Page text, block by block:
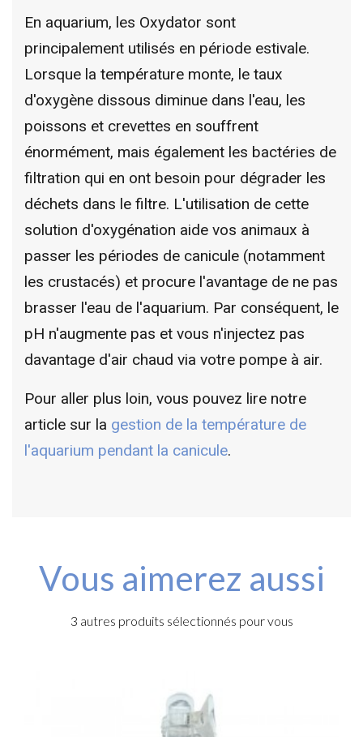
En aquarium, les Oxydator sont
principalement utilisés en période estivale.
Lorsque la température monte, le taux
d'oxygène dissous diminue dans l'eau, les
poissons et crevettes en souffrent
énormément, mais également les bactéries de
filtration qui en ont besoin pour dégrader les
déchets dans le filtre. L'utilisation de cette
solution d'oxygénation aide vos animaux à
passer les périodes de canicule (notamment
les crustacés) et procure l'avantage de ne pas
brasser l'eau de l'aquarium. Par conséquent, le
pH n'augmente pas et vous n'injectez pas
davantage d'air chaud via votre pompe à air.
Pour aller plus loin, vous pouvez lire notre
article sur la gestion de la température de
l'aquarium pendant la canicule.
Vous aimerez aussi
3 autres produits sélectionnés pour vous